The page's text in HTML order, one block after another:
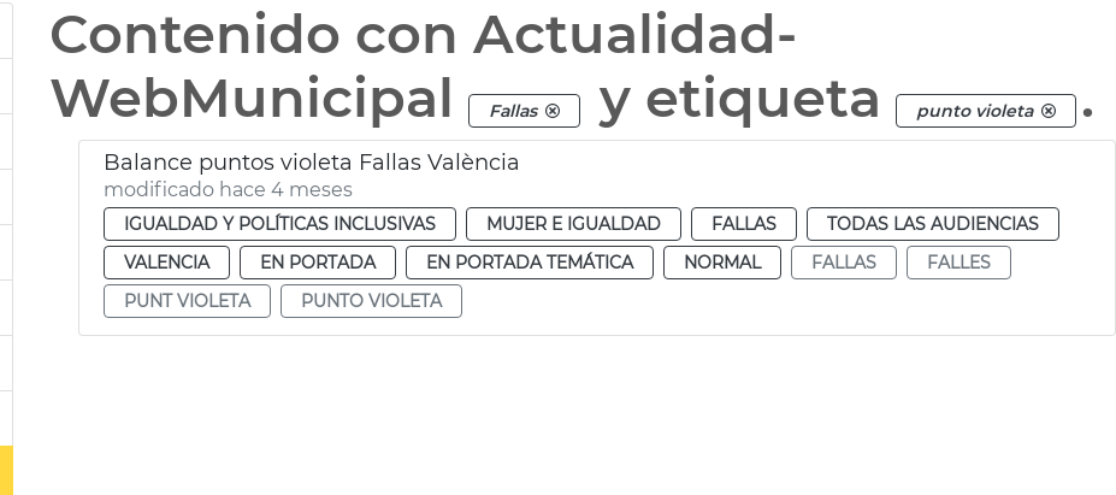
Contenido con Actualidad-
WebMunicipal
Fallas y etiqueta punto violeta .
Balance puntos violeta Fallas València
modificado hace 4 meses
IGUALDAD Y POLÍTICAS INCLUSIVAS MUJER E IGUALDAD FALLAS
TODAS LAS AUDIENCIAS
VALENCIA
EN PORTADA EN PORTADA TEMÁTICA NORMAL FALLAS
FALLES
PUNT VIOLETA
PUNTO VIOLETA